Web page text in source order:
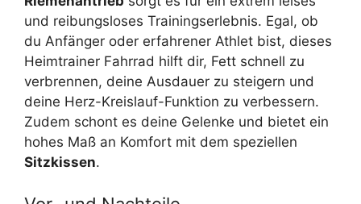
und reibungsloses Trainingserlebnis. Egal, ob
du Anfänger oder erfahrener Athlet bist, dieses
Heimtrainer Fahrrad hilft dir, Fett schnell zu
verbrennen, deine Ausdauer zu steigern und
deine Herz-Kreislauf-Funktion zu verbessern.
Zudem schont es deine Gelenke und bietet ein
hohes Maß an Komfort mit dem speziellen
Sitzkissen.